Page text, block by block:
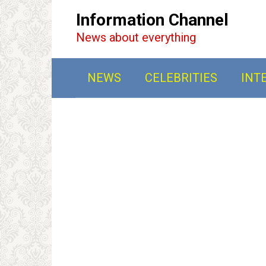
Information Channel
News about everything
NEWS CELEBRITIES